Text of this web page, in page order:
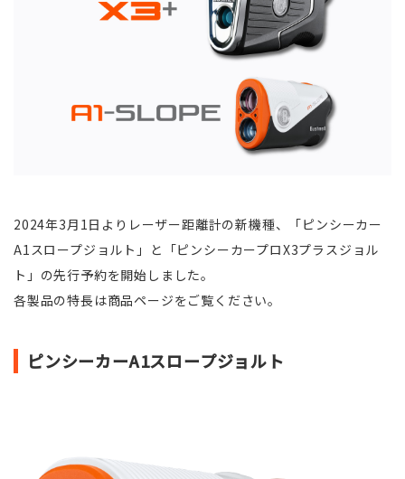
2024年3月1日よりレーザー距離計の新機種、「ピンシーカー
A1スロープジョルト」と「ピンシーカープロX3プラスジョル
ト」の先行予約を開始しました。
各製品の特長は商品ページをご覧ください。
ピンシーカーA1スロープジョルト